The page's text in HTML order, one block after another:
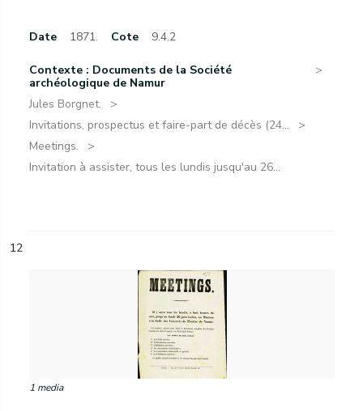
Date 1871. Cote 9.4.2
Contexte : Documents de la Société
archéologique de Namur
Jules Borgnet.
Invitations, prospectus et faire-part de décès (24...
Meetings.
Invitation à assister, tous les lundis jusqu'au 26...
12
1 media